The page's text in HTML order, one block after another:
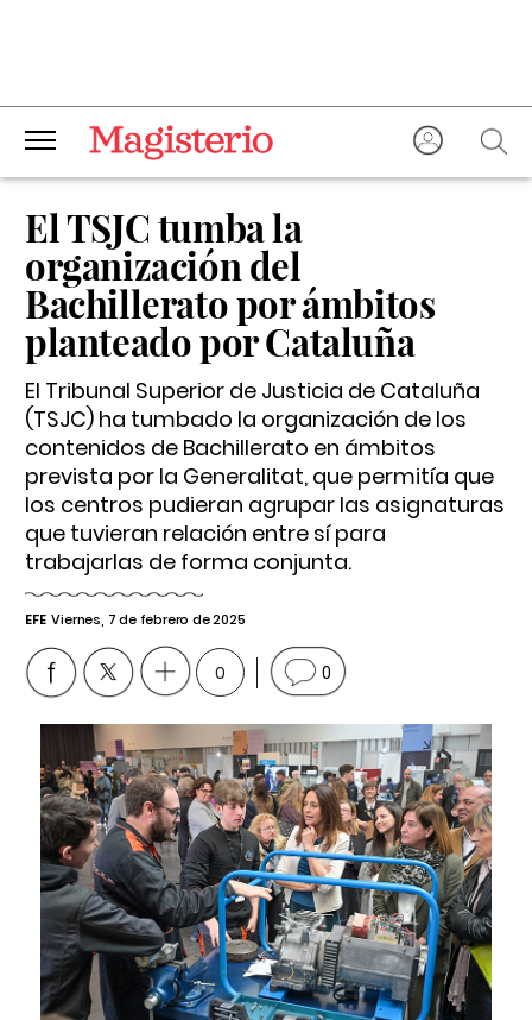
El TSJC tumba la
organización del
Bachillerato por ámbitos
planteado por Cataluña
El Tribunal Superior de Justicia de Cataluña
(TSJC) ha tumbado la organización de los
contenidos de Bachillerato en ámbitos
prevista por la Generalitat, que permitía que
los centros pudieran agrupar las asignaturas
que tuvieran relación entre sí para
trabajarlas de forma conjunta.
EFE Viernes, 7 de febrero de 2025
0 0